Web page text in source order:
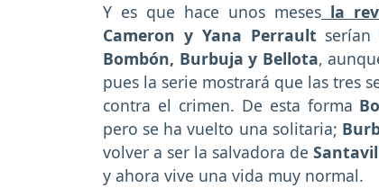
Y es que hace unos meses la
Cameron y Yana Perrault
Bombón, Burbuja y Bellota,
pues la serie mostrará que las tres
contra el crimen. De esta forma
pero se ha vuelto una solitaria;
volver a ser la salvadora de
y ahora vive una vida muy normal.